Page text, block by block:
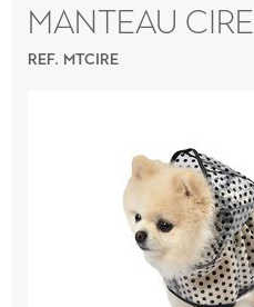
MANTEAU CIRE
REF. MTCIRE